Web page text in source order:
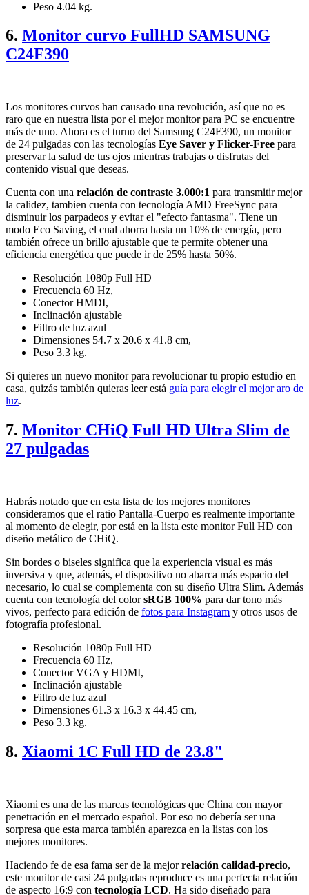
Peso 4.04 kg.
6. Monitor curvo FullHD SAMSUNG
C24F390
Los monitores curvos han causado una revolución, así que no es
raro que en nuestra lista por el mejor monitor para PC se encuentre
más de uno. Ahora es el turno del Samsung C24F390, un monitor
de 24 pulgadas con las tecnologías Eye Saver y Flicker-Free para
preservar la salud de tus ojos mientras trabajas o disfrutas del
contenido visual que deseas.
Cuenta con una relación de contraste 3.000:1 para transmitir mejor
la calidez, tambien cuenta con tecnología AMD FreeSync para
disminuir los parpadeos y evitar el "efecto fantasma". Tiene un
modo Eco Saving, el cual ahorra hasta un 10% de energía, pero
también ofrece un brillo ajustable que te permite obtener una
eficiencia energética que puede ir de 25% hasta 50%.
Resolución 1080p Full HD
Frecuencia 60 Hz,
Conector HMDI,
Inclinación ajustable
Filtro de luz azul
Dimensiones 54.7 x 20.6 x 41.8 cm,
Peso 3.3 kg.
Si quieres un nuevo monitor para revolucionar tu propio estudio en
casa, quizás también quieras leer está guía para elegir el mejor aro de
luz.
7. Monitor CHiQ Full HD Ultra Slim de
27 pulgadas
Habrás notado que en esta lista de los mejores monitores
consideramos que el ratio Pantalla-Cuerpo es realmente importante
al momento de elegir, por está en la lista este monitor Full HD con
diseño metálico de CHiQ.
Sin bordes o biseles significa que la experiencia visual es más
inversiva y que, además, el dispositivo no abarca más espacio del
necesario, lo cual se complementa con su diseño Ultra Slim. Además
cuenta con tecnología del colorsRGB 100% para dar tono más
vivos, perfecto para edición de fotos para Instagram y otros usos de
fotografía profesional.
Resolución 1080p Full HD
Frecuencia 60 Hz,
Conector VGA y HDMI,
Inclinación ajustable
Filtro de luz azul
Dimensiones 61.3 x 16.3 x 44.45 cm,
Peso 3.3 kg.
8. Xiaomi 1C Full HD de 23.8"
Xiaomi es una de las marcas tecnológicas que China con mayor
penetración en el mercado español. Por eso no debería ser una
sorpresa que esta marca también aparezca en la listas con los
mejores monitores.
Haciendo fe de esa fama ser de la mejorrelación calidad-precio,
este monitor de casi 24 pulgadas reproduce es una perfecta relación
de aspecto 16:9 con tecnología LCD. Ha sido diseñado para